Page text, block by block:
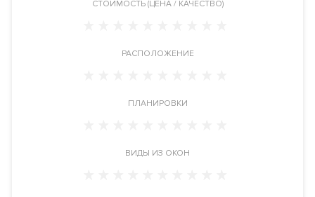
открываются панорамные виды на набережную Мосвкы-
CТОИМОСТЬ (ЦЕНА / КАЧЕСТВО)
РАСПОЛОЖЕНИЕ
ПЛАНИРОВКИ
ВИДЫ ИЗ ОКОН